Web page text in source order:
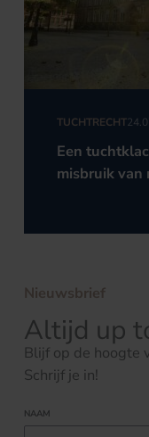
TUCHTRECHT
Een
misbruik van
Nieuwsbrief
Altijd up
Blijf op de hoogte
Schrijf je in!
NAAM